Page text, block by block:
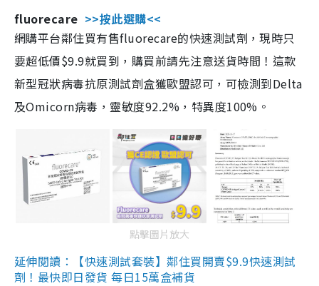
fluorecare >>按此選購<<
網購平台鄰住買有售fluorecare的快速測試劑，現時只
要超低價$9.9就買到，購買前請先注意送貨時間！這款
新型冠狀病毒抗原測試劑盒獲歐盟認可，可檢測到Delta
及Omicorn病毒，靈敏度92.2%，特異度100%。
點擊圖片放大
延伸閱讀：【快速測試套裝】鄰住買開賣$9.9快速測試
劑！最快即日發貨 每日15萬盒補貨